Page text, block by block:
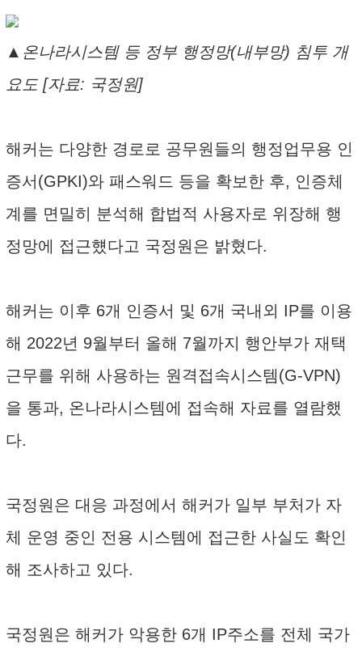
▲온나라시스템 등 정부 행정망(내부망) 침투 개
요도 [자료: 국정원]
해커는 다양한 경로로 공무원들의 행정업무용 인
증서(GPKI)와 패스워드 등을 확보한 후, 인증체
계를 면밀히 분석해 합법적 사용자로 위장해 행
정망에 접근헀다고 국정원은 밝혔다.
해커는 이후 6개 인증서 및 6개 국내외 IP를 이용
해 2022년 9월부터 올해 7월까지 행안부가 재택
근무를 위해 사용하는 원격접속시스템(G-VPN)
을 통과, 온나라시스템에 접속해 자료를 열람했
다.
국정원은 대응 과정에서 해커가 일부 부처가 자
체 운영 중인 전용 시스템에 접근한 사실도 확인
해 조사하고 있다.
국정원은 해커가 악용한 6개 IP주소를 전체 국가